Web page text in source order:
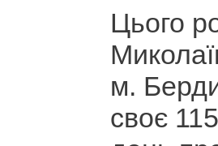
Цього
м.
своє